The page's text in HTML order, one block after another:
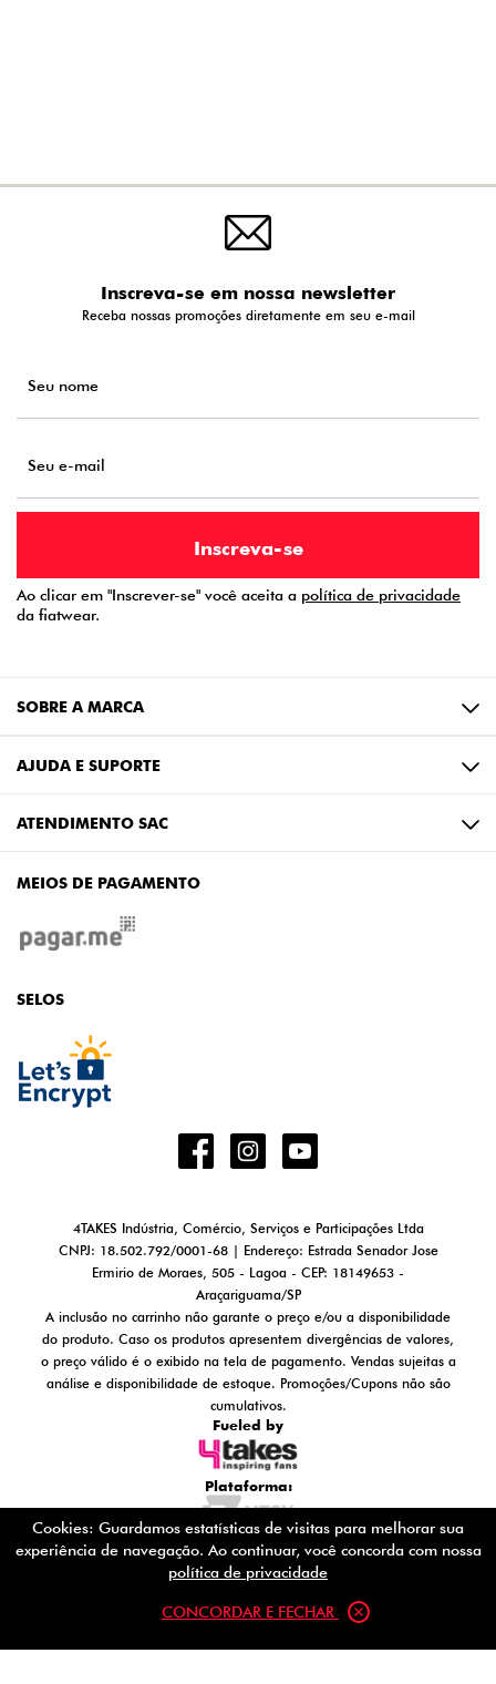
Inscreva-se em nossa newsletter
Receba nossas promoções diretamente em seu e-mail
Ao clicar em "Inscrever-se" você aceita a política de privacidade
da fiatwear.
SOBRE A MARCA
AJUDA E SUPORTE
ATENDIMENTO SAC
MEIOS DE PAGAMENTO
SELOS
4TAKES Indústria, Comércio, Serviços e Participações Ltda
CNPJ: 18.502.792/0001-68 | Endereço: Estrada Senador Jose
Ermirio de Moraes, 505 - Lagoa - CEP: 18149653 -
Araçariguama/SP
A inclusão no carrinho não garante o preço e/ou a disponibilidade
do produto. Caso os produtos apresentem divergências de valores,
o preço válido é o exibido na tela de pagamento. Vendas sujeitas a
análise e disponibilidade de estoque. Promoções/Cupons não são
cumulativos.
Fueled by
Plataforma:
Cookies: Guardamos estatísticas de visitas para melhorar sua
experiência de navegação. Ao continuar, você concorda com nossa
política de privacidade
CONCORDAR E FECHAR